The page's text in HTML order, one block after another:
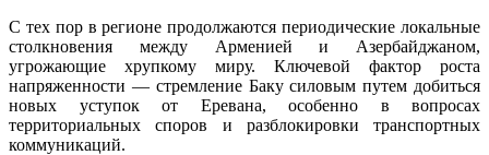
С тех пор в регионе продолжаются периодические локальные
столкновения между Арменией и Азербайджаном,
угрожающие хрупкому миру. Ключевой фактор роста
напряженности — стремление Баку силовым путем добиться
новых уступок от Еревана, особенно в вопросах
территориальных споров и разблокировки транспортных
коммуникаций.